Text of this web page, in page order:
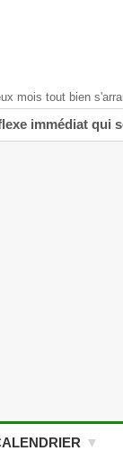
mois tout bien
immédiat qui